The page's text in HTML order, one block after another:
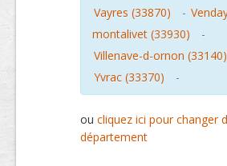
Vayres (33870)
-
montalivet (33930)
-
Villenave-d-ornon (33140)
Yvrac (33370)
-
ou cliquez ici pour changer
département